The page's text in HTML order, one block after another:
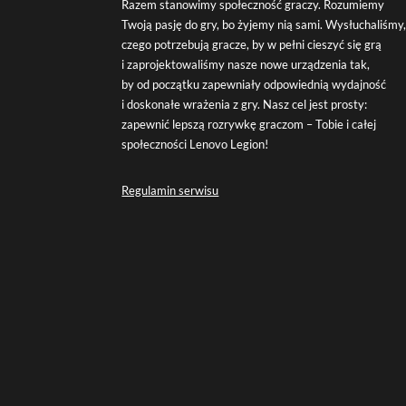
Razem stanowimy społeczność graczy. Rozumiemy
Twoją pasję do gry, bo żyjemy nią sami. Wysłuchaliśmy,
czego potrzebują gracze, by w pełni cieszyć się grą
i zaprojektowaliśmy nasze nowe urządzenia tak,
by od początku zapewniały odpowiednią wydajność
i doskonałe wrażenia z gry. Nasz cel jest prosty:
zapewnić lepszą rozrywkę graczom – Tobie i całej
społeczności Lenovo Legion!
Regulamin serwisu